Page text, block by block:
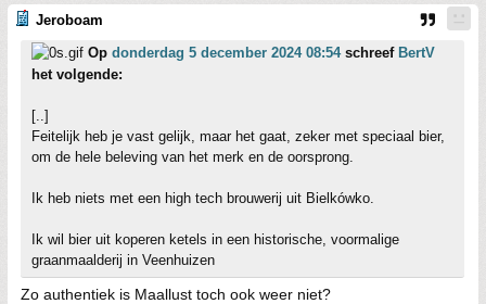
Jeroboam
Op donderdag 5 december 2024 08:54schreef BertV
het volgende:
[..]
Feitelijk heb je vast gelijk, maar het gaat, zeker met speciaal bier,
om de hele beleving van het merk en de oorsprong.
Ik heb niets met een high tech brouwerij uit Bielkówko.
Ik wil bier uit koperen ketels in een historische, voormalige
graanmaalderij in Veenhuizen
Zo authentiek is Maallust toch ook weer niet?